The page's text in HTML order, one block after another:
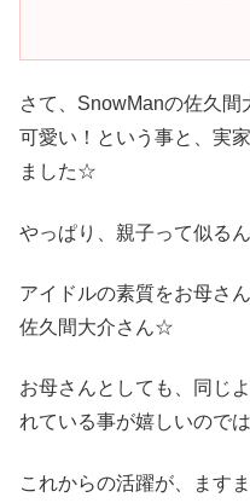
さて、SnowManの佐久
可愛い！という事と、実
ました☆
やっぱり、親子って似る
アイドルの素質をお母さ
佐久間大介さん☆
お母さんとしても、同じ
れている事が嬉しいので
これからの活躍が、ます